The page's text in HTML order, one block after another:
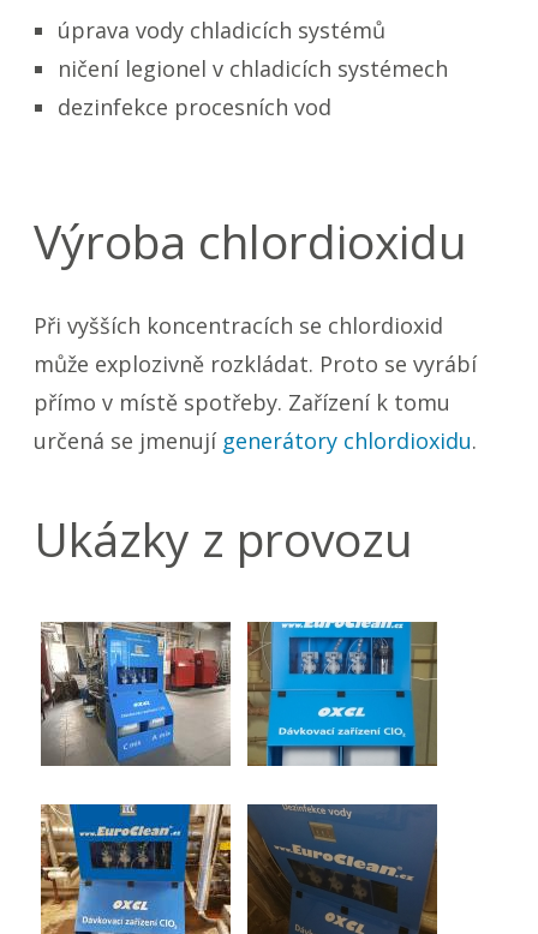
úprava vody chladicích systémů
ničení legionel v chladicích systémech
dezinfekce procesních vod
Výroba chlordioxidu
Při vyšších koncentracích se chlordioxid
může explozivně rozkládat. Proto se vyrábí
přímo v místě spotřeby. Zařízení k tomu
určená se jmenují generátory chlordioxidu.
Ukázky z provozu